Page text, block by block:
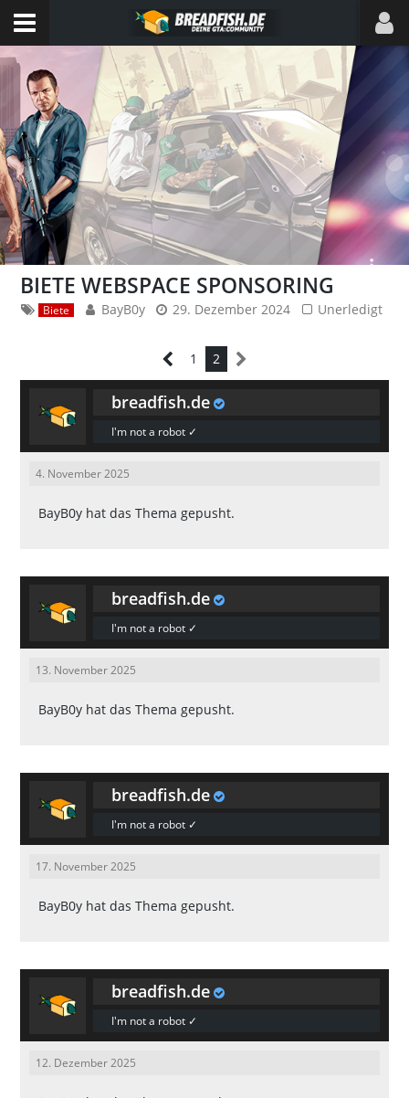
BIETE WEBSPACE SPONSORING
Biete BayB0y 29. Dezember 2024 Unerledigt
1 2
breadfish.de
I'm not a robot ✓
4. November 2025
BayB0y hat das Thema gepusht.
breadfish.de
I'm not a robot ✓
13. November 2025
BayB0y hat das Thema gepusht.
breadfish.de
I'm not a robot ✓
17. November 2025
BayB0y hat das Thema gepusht.
breadfish.de
I'm not a robot ✓
12. Dezember 2025